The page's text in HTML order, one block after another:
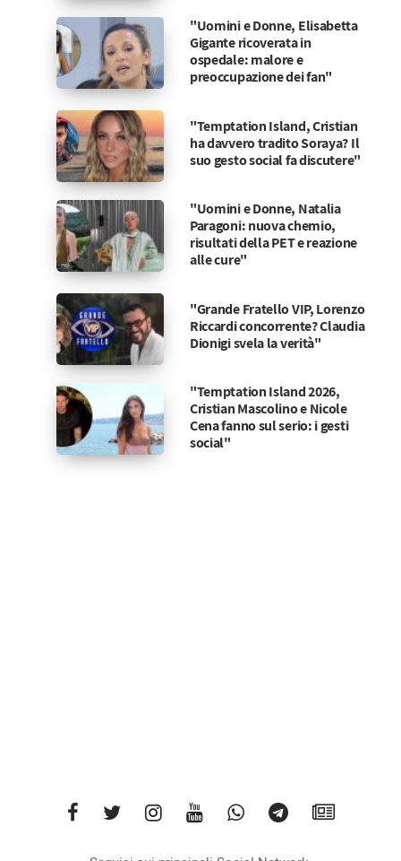
"Uomini e Donne, Elisabetta
Gigante ricoverata in
ospedale: malore e
preoccupazione dei fan"
"Temptation Island, Cristian
ha davvero tradito Soraya? Il
suo gesto social fa discutere"
"Uomini e Donne, Natalia
Paragoni: nuova chemio,
risultati della PET e reazione
alle cure"
"Grande Fratello VIP, Lorenzo
Riccardi concorrente? Claudia
Dionigi svela la verità"
"Temptation Island 2026,
Cristian Mascolino e Nicole
Cena fanno sul serio: i gesti
social"